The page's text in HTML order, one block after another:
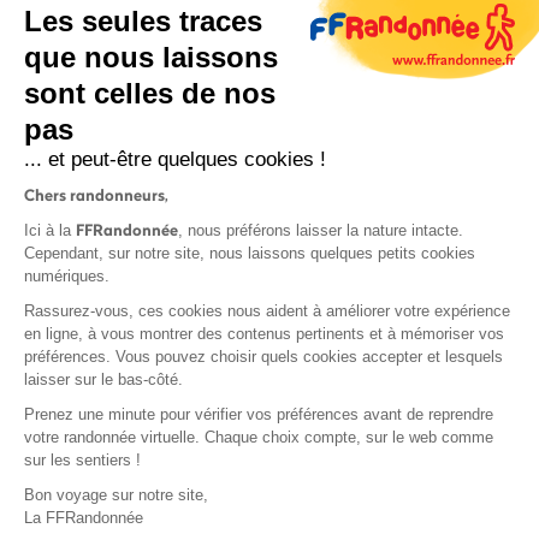
Protection des données
Politique de confidentialité
Les seules traces
que nous laissons
sont celles de nos
pas
... et peut-être quelques cookies !
Chers randonneurs,
Ici à la FFRandonnée, nous préférons laisser la nature intacte.
Cependant, sur notre site, nous laissons quelques petits cookies
numériques.
Rassurez-vous, ces cookies nous aident à améliorer votre expérience
en ligne, à vous montrer des contenus pertinents et à mémoriser vos
préférences. Vous pouvez choisir quels cookies accepter et lesquels
laisser sur le bas-côté.
Prenez une minute pour vérifier vos préférences avant de reprendre
votre randonnée virtuelle. Chaque choix compte, sur le web comme
sur les sentiers !
Bon voyage sur notre site,
La FFRandonnée